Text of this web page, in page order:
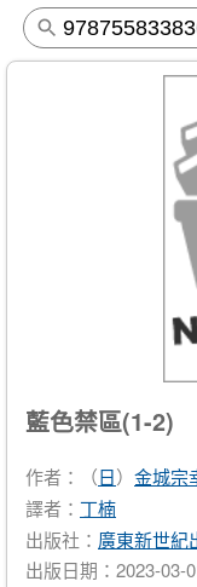
藍色禁區(1-2)
作者：（日） 金城宗
譯者： 丁楠
出版社： 廣東新世紀
出版日期：2023-03-